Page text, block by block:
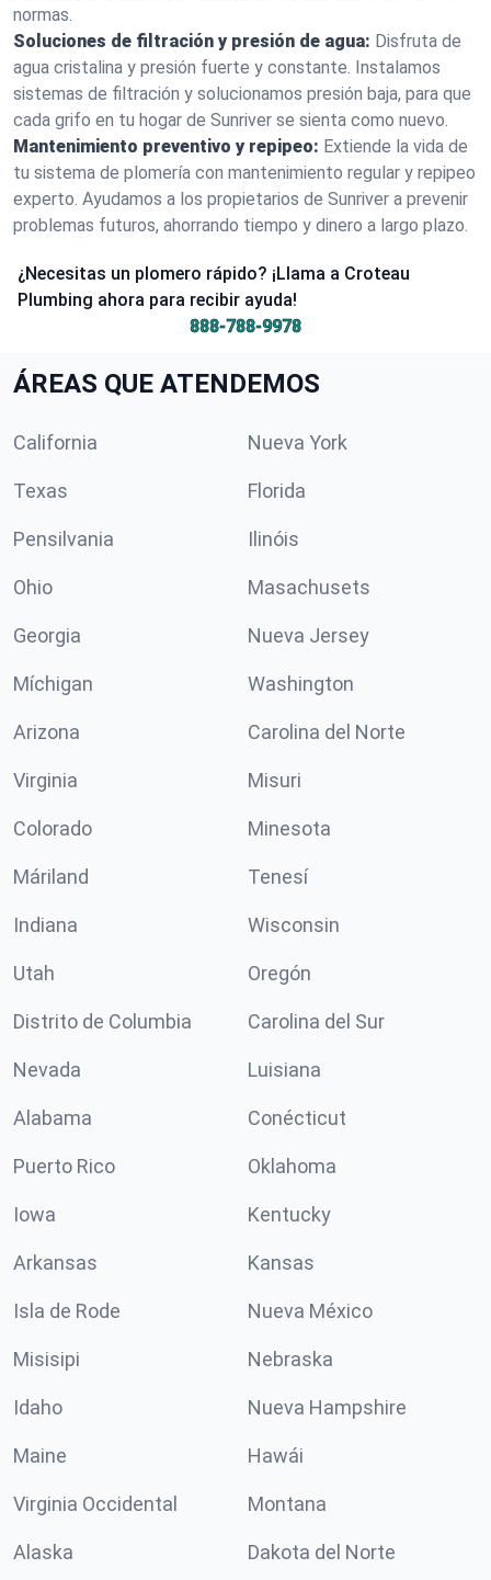
normas.
Soluciones de filtración y presión de agua: Disfruta de
agua cristalina y presión fuerte y constante. Instalamos
sistemas de filtración y solucionamos presión baja, para que
cada grifo en tu hogar de Sunriver se sienta como nuevo.
Mantenimiento preventivo y repipeo: Extiende la vida de
tu sistema de plomería con mantenimiento regular y repipeo
experto. Ayudamos a los propietarios de Sunriver a prevenir
problemas futuros, ahorrando tiempo y dinero a largo plazo.
¿Necesitas un plomero rápido? ¡Llama a Croteau
Plumbing ahora para recibir ayuda!
888-788-9978
ÁREAS QUE ATENDEMOS
California Nueva York
Texas Florida
Pensilvania Ilinóis
Ohio Masachusets
Georgia Nueva Jersey
Míchigan Washington
Arizona Carolina del Norte
Virginia Misuri
Colorado Minesota
Máriland Tenesí
Indiana Wisconsin
Utah Oregón
Distrito de Columbia Carolina del Sur
Nevada Luisiana
Alabama Conécticut
Puerto Rico Oklahoma
Iowa Kentucky
Arkansas Kansas
Isla de Rode Nueva México
Misisipi Nebraska
Idaho Nueva Hampshire
Maine Hawái
Virginia Occidental Montana
Alaska Dakota del Norte